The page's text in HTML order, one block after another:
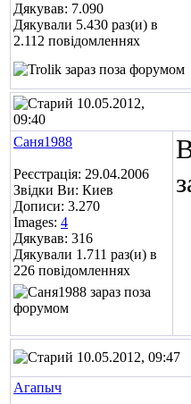
Дякував: 7.090
Дякували 5.430 раз(и) в
2.112 повідомленнях
10.05.2012,
09:40
Саня1988
Реєстрація: 29.04.2006
Звідки Ви: Киев
Дописи: 3.270
Images: 4
Дякував: 316
Дякували 1.711 раз(и) в
226 повідомленнях
10.05.2012, 09:47
Агапыч